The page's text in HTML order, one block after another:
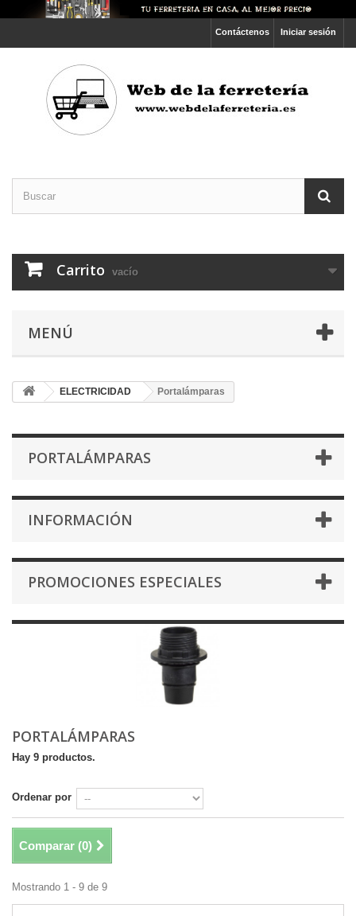
Iniciar sesión
Contáctenos
Carrito vacío
MENÚ
ELECTRICIDAD Portalámparas
PORTALÁMPARAS
INFORMACIÓN
PROMOCIONES ESPECIALES
PORTALÁMPARAS
Hay 9 productos.
Ordenar por
Comparar (0)
Mostrando 1 - 9 de 9